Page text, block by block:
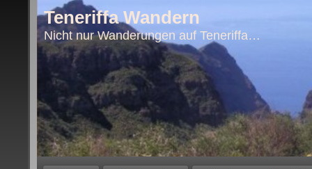
Teneriffa Wandern
Nicht nur Wanderungen auf Teneriffa…